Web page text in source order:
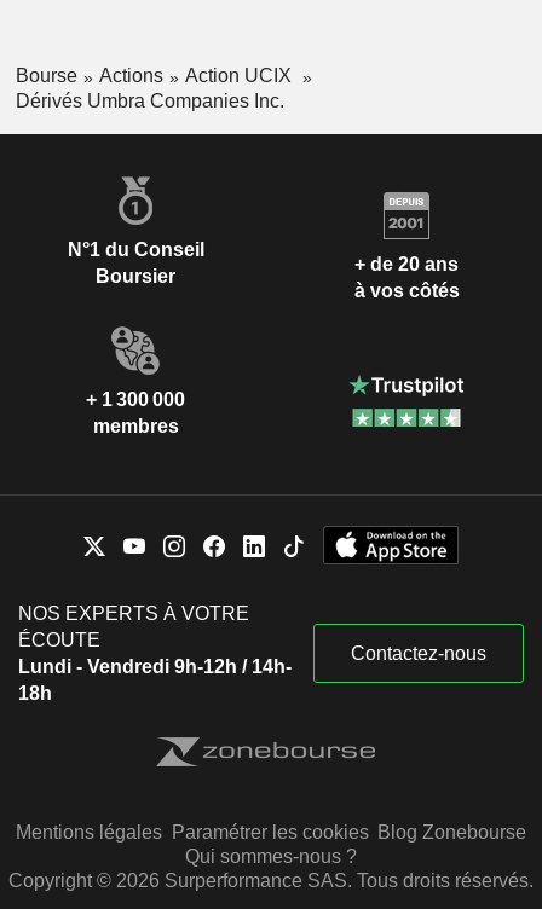
Bourse Actions
Action UCIX
Dérivés Umbra Companies Inc.
N°1 du Conseil
Boursier
+ de 20 ans
à vos côtés
+ 1 300 000
membres
NOS EXPERTS À VOTRE
ÉCOUTE
Lundi - Vendredi 9h-12h / 14h-
18h
Contactez-nous
Mentions légales Paramétrer les cookies Blog Zonebourse
Qui sommes-nous ?
Copyright © 2026 Surperformance SAS. Tous droits réservés.